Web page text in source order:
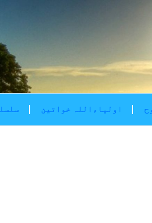
اولیاءاللہ خواتین